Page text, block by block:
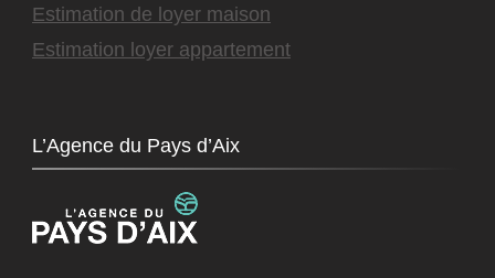
Estimation de loyer maison
Estimation loyer appartement
L’Agence du Pays d’Aix